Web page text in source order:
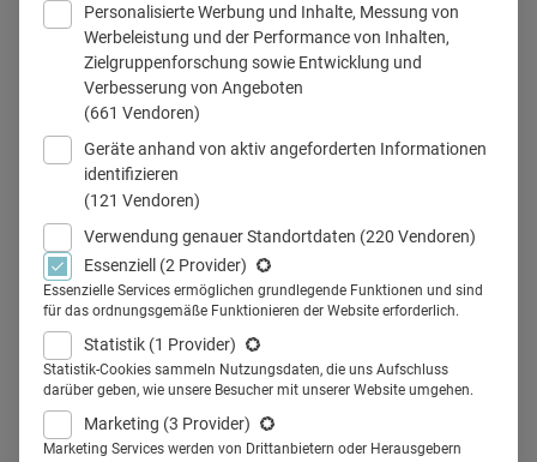
Medical Science Liaison Manager © Halfpoint / Adobe Stock
Teilen
In den letzten Jahren sind viele neue Berufsbilder
entstanden, so auch in der Pharmabranche. Hier ist es
beispielsweise der Medical Science Liaison Manager
(MSLM). Health Relations ist der Frage nachgegangen,
was der Medical Science Liaison Manager zu tun hat und
warum er für die Pharma so wichtig ist.
Bevor ein neues Medikament auf den Markt kommt, gilt es
für die Pharmafirmen, das Arzneimittel an den Stellen
Personalisierte Werbung und Inhalte, Messung von
Werbeleistung und der Performance von Inhalten,
Zielgruppenforschung sowie Entwicklung und
Verbesserung von Angeboten
(661 Vendoren)
Geräte anhand von aktiv angeforderten Informationen
identifizieren
(121 Vendoren)
Verwendung genauer Standortdaten (220 Vendoren)
Essenziell
(2 Provider)
Essenzielle Services ermöglichen grundlegende Funktionen und sind
für das ordnungsgemäße Funktionieren der Website erforderlich.
Statistik (1 Provider)
Statistik-Cookies sammeln Nutzungsdaten, die uns Aufschluss
darüber geben, wie unsere Besucher mit unserer Website umgehen.
Marketing (3 Provider)
Marketing Services werden von Drittanbietern oder Herausgebern